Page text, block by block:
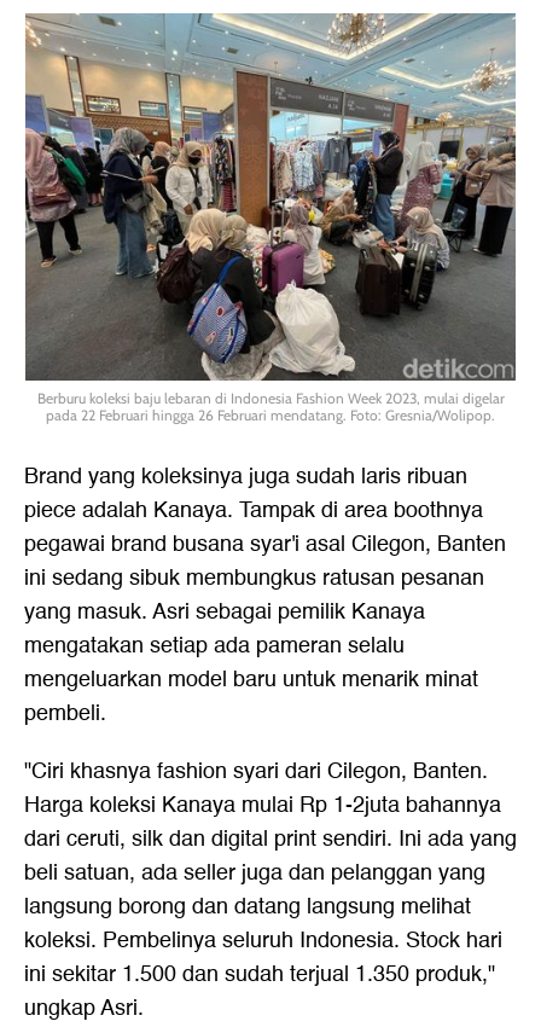
Berburu koleksi baju lebaran di Indonesia Fashion Week 2023, mulai digelar
pada 22 Februari hingga 26 Februari mendatang. Foto: Gresnia/Wolipop.
Brand yang koleksinya juga sudah laris ribuan
piece adalah Kanaya. Tampak di area boothnya
pegawai brand busana syar'i asal Cilegon, Banten
ini sedang sibuk membungkus ratusan pesanan
yang masuk. Asri sebagai pemilik Kanaya
mengatakan setiap ada pameran selalu
mengeluarkan model baru untuk menarik minat
pembeli.
"Ciri khasnya fashion syari dari Cilegon, Banten.
Harga koleksi Kanaya mulai Rp 1-2juta bahannya
dari ceruti, silk dan digital print sendiri. Ini ada yang
beli satuan, ada seller juga dan pelanggan yang
langsung borong dan datang langsung melihat
koleksi. Pembelinya seluruh Indonesia. Stock hari
ini sekitar 1.500 dan sudah terjual 1.350 produk,"
ungkap Asri.